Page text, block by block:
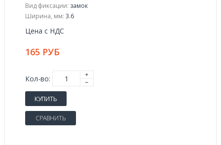
Вид фиксации: замок
Ширина, мм: 3.6
Цена с НДС
165 РУБ
Кол-во:
КУПИТЬ
СРАВНИТЬ